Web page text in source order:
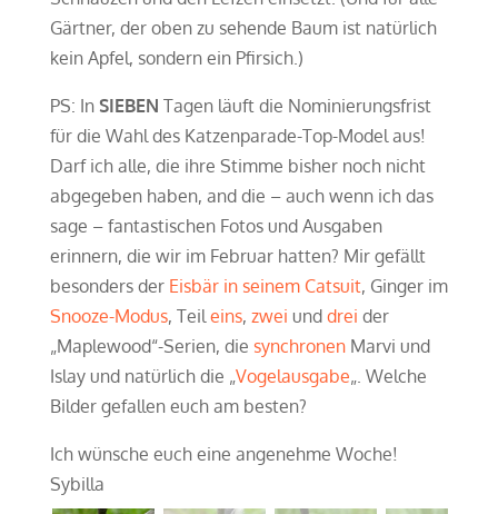
Gärtner, der oben zu sehende Baum ist natürlich
kein Apfel, sondern ein Pfirsich.)
PS: In SIEBEN Tagen läuft die Nominierungsfrist
für die Wahl des Katzenparade-Top-Model aus!
Darf ich alle, die ihre Stimme bisher noch nicht
abgegeben haben, and die – auch wenn ich das
sage – fantastischen Fotos und Ausgaben
erinnern, die wir im Februar hatten? Mir gefällt
besonders der Eisbär in seinem Catsuit, Ginger im
Snooze-Modus, Teileins, zwei und drei der
„Maplewood“-Serien, die synchronenMarvi und
Islay und natürlich die „Vogelausgabe„. Welche
Bilder gefallen euch am besten?
Ich wünsche euch eine angenehme Woche!
Sybilla